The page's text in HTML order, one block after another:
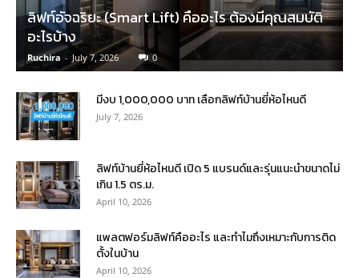
ลิฟท์อัจฉริยะ (Smart Lift) คืออะไร ต้องมีคุณสมบัติ
อะไรบ้าง
Ruchira - July 7, 2026 0
มีงบ 1,000,000 บาท เลือกลิฟท์บ้านยี่ห้อไหนดี
July 7, 2026
ลิฟท์บ้านยี่ห้อไหนดี เปิด 5 แบรนด์และรุ่นแนะนำขนาดไม่
เกิน 1.5 ตร.ม.
April 10, 2026
แพลตฟอร์มลิฟท์คืออะไร และทำไมถึงเหมาะกับการติด
ตั้งในบ้าน
April 10, 2026